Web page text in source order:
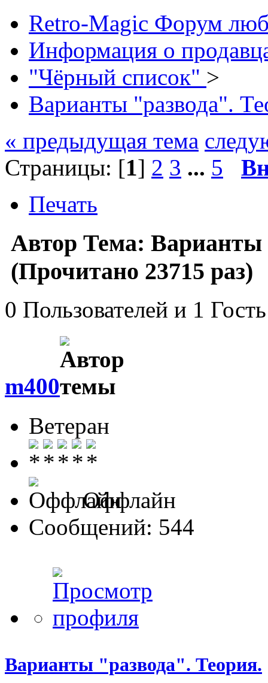
Retro-Magic Форум
Информация о
"Чёрный список" >
Варианты "развода".
« предыдущая тема
Страницы: [1] 2 3 ... 5
Печать
Автор Тема: Варианты
(Прочитано 23715 раз)
0 Пользователей и 1
m400
Ветеран
Оффлайн
Сообщений: 544
Варианты "развода". Теория.